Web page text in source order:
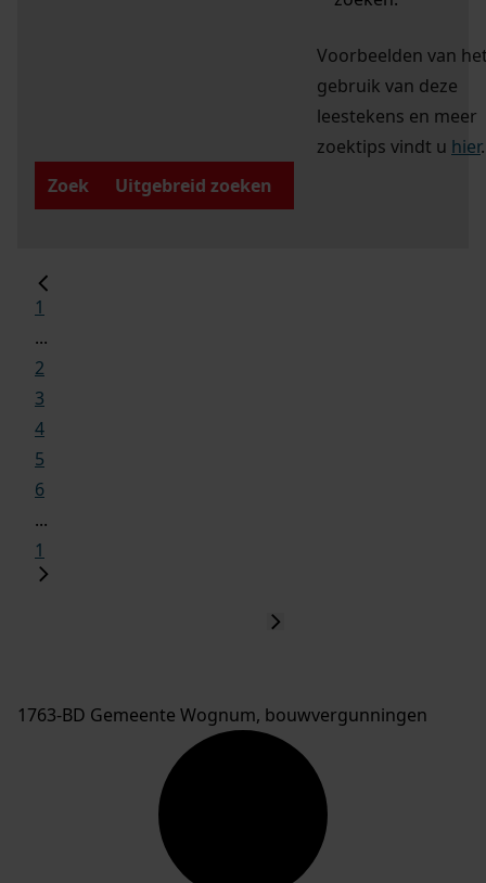
Voorbeelden van
gebruik van deze
leestekens en meer
zoektips vindt u hier.
Zoek
Uitgebreid zoeken
1
...
2
3
4
5
6
...
1
1763-BD Gemeente Wognum, bouwvergunningen